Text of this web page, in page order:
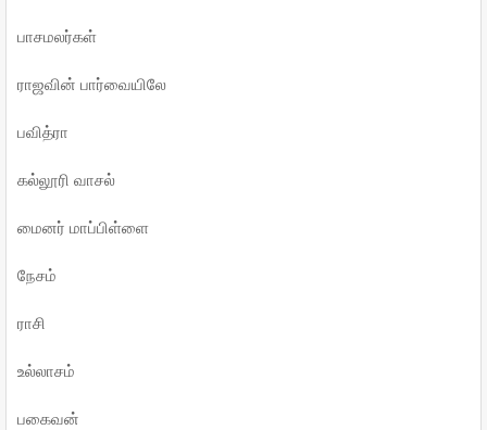
பாசமலர்கள்
ராஜவின் பார்வையிலே
பவித்ரா
கல்லூரி வாசல்
மைனர் மாப்பிள்ளை
நேசம்
ராசி
உல்லாசம்
பகைவன்